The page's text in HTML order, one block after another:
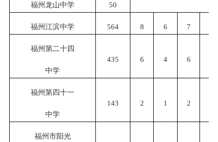
福州龙山中学 50
福州江滨中学 564 8 6 7
福州第二十四
中学
435 6 4 6
福州第四十一
中学
143 2 1 2
福州市阳光